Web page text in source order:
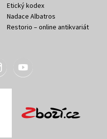
Etický kodex
Nadace Albatros
Restorio – online antikvariát